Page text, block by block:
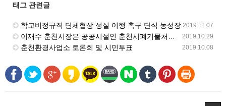
태그 관련글
2019.11.07
학교비정규직 단체협상 성실 이행 촉구 단식 농성장
2019.10.29
이재수 춘천시장은 공공시설인 춘천시폐기물처리시설(춘천환경공원)의 민간위탁을 해지하고 직접운영 결단하라!
2019.10.08
춘천환경사업소 토론회 및 시민투표